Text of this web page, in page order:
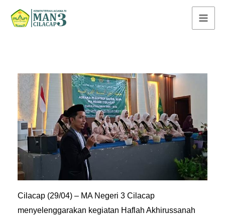
Cilacap (29/04) – MA Negeri 3 Cilacap
menyelenggarakan kegiatan Haflah Akhirussanah